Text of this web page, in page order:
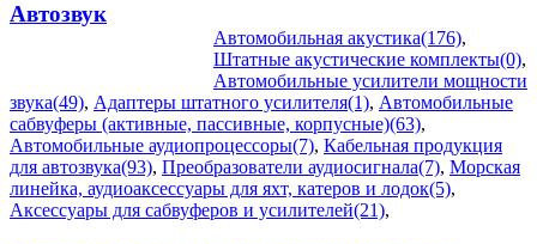
Автозвук
Автомобильная акустика(176),
Штатные акустические комплекты(0),
Автомобильные усилители мощности
звука(49), Адаптеры штатного усилителя(1), Автомобильные
сабвуферы (активные, пассивные, корпусные)(63),
Автомобильные аудиопроцессоры(7), Кабельная продукция
для автозвука(93), Преобразователи аудиосигнала(7), Морская
линейка, аудиоаксессуары для яхт, катеров и лодок(5),
Аксессуары для сабвуферов и усилителей(21),